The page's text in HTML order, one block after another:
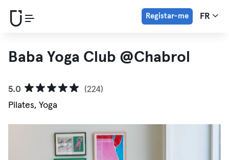
Registar-me FR
Baba Yoga Club @Chabrol
5.0
(224)
Pilates, Yoga